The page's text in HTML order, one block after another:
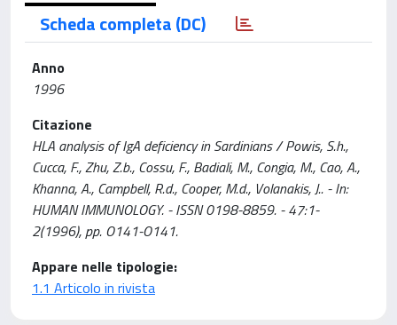
Scheda completa (DC)
Anno
1996
Citazione
HLA analysis of IgA deficiency in Sardinians / Powis, S.h.,
Cucca, F., Zhu, Z.b., Cossu, F., Badiali, M., Congia, M., Cao, A.,
Khanna, A., Campbell, R.d., Cooper, M.d., Volanakis, J.. - In:
HUMAN IMMUNOLOGY. - ISSN 0198-8859. - 47:1-
2(1996), pp. O141-O141.
Appare nelle tipologie:
1.1 Articolo in rivista